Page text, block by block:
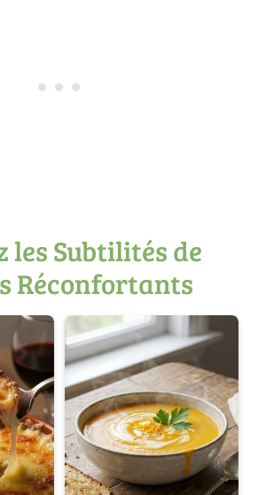
les Subtilités de
Réconfortants